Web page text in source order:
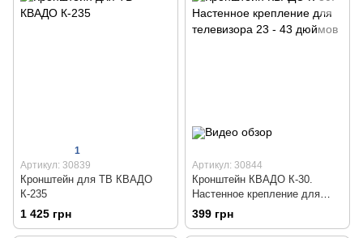
1
Артикул: 30839
Кронштейн для ТВ КВАДО
К-235
1 425 грн
Артикул: 30844
Кронштейн КВАДО К-30.
Настенное крепление для
телевизора 23 - 43 дюймов
399 грн